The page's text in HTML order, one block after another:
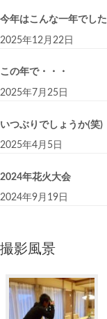
今年はこんな一年でした
2025年12月22日
この年で・・・
2025年7月25日
いつぶりでしょうか(笑)
2025年4月5日
2024年花火大会
2024年9月19日
撮影風景